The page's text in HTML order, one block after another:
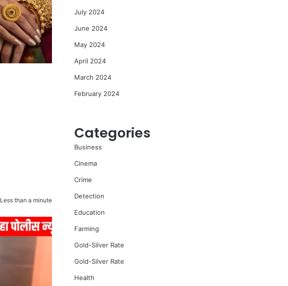
Less than a minute
July 2024
June 2024
May 2024
April 2024
March 2024
February 2024
Categories
Business
Cinema
Crime
Detection
Education
Farming
Gold-Silver Rate
Gold-Silver Rate
Health